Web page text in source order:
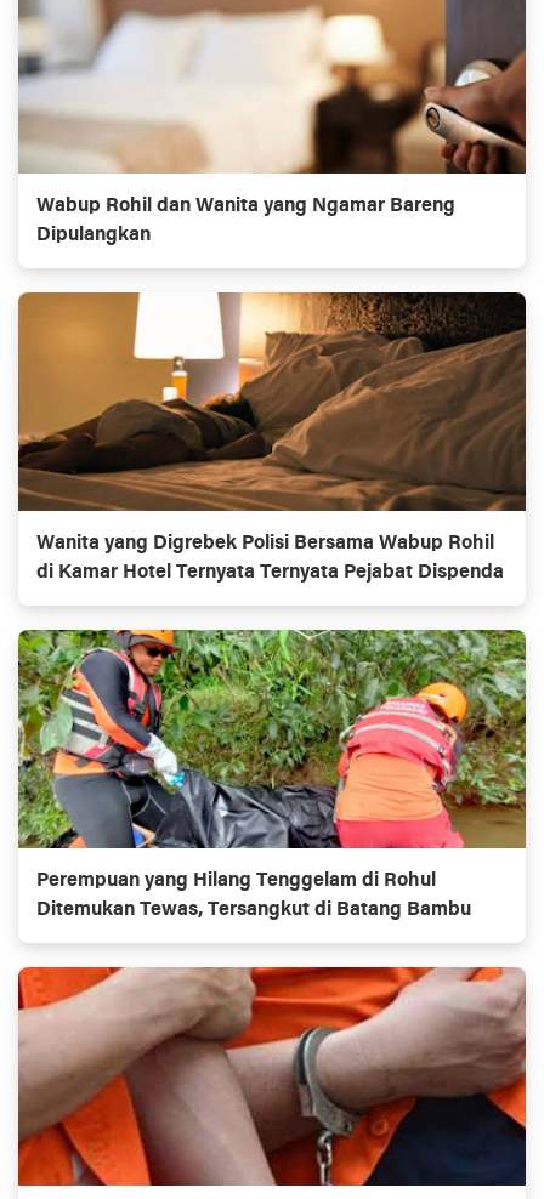
Wabup Rohil dan Wanita yang Ngamar Bareng
Dipulangkan
Wanita yang Digrebek Polisi Bersama Wabup Rohil
di Kamar Hotel Ternyata Ternyata Pejabat Dispenda
Perempuan yang Hilang Tenggelam di Rohul
Ditemukan Tewas, Tersangkut di Batang Bambu